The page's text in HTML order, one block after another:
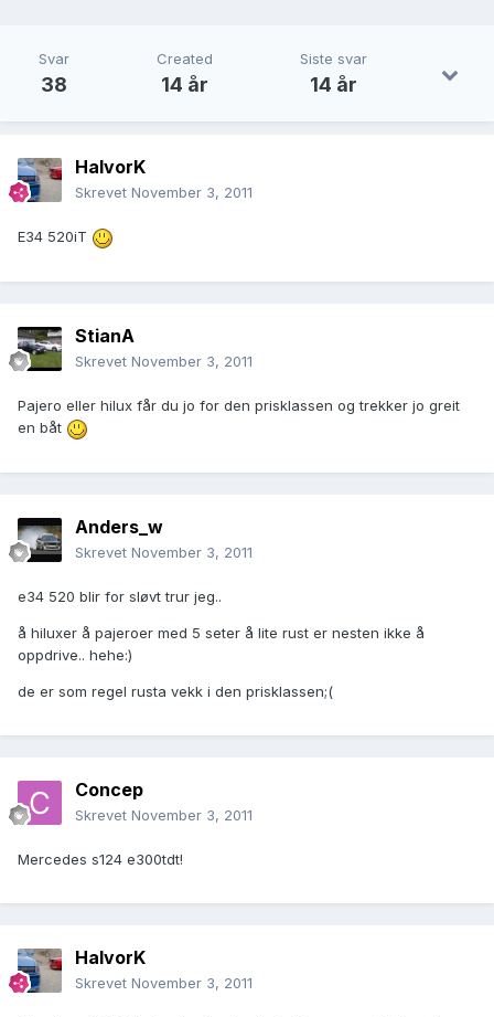
Svar
38
Created
14 år
Siste svar
14 år
HalvorK
Skrevet November 3, 2011
E34 520iT
StianA
Skrevet November 3, 2011
Pajero eller hilux får du jo for den prisklassen og trekker jo greit
en båt
Anders_w
Skrevet November 3, 2011
e34 520 blir for sløvt trur jeg..
å hiluxer å pajeroer med 5 seter å lite rust er nesten ikke å
oppdrive.. hehe:)
de er som regel rusta vekk i den prisklassen;(
Concep
Skrevet November 3, 2011
Mercedes s124 e300tdt!
HalvorK
Skrevet November 3, 2011